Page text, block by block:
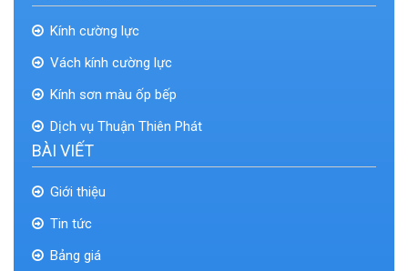
Kính cường lực
Vách kính cường lực
Kính sơn màu ốp bếp
Dịch vụ Thuận Thiên Phát
BÀI VIẾT
Giới thiệu
Tin tức
Bảng giá